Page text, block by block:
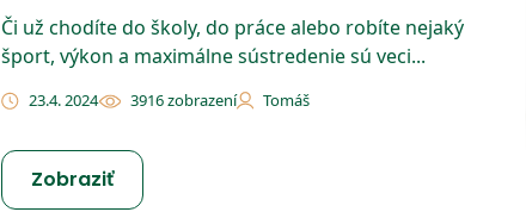
Či už chodíte do školy, do práce alebo robíte nejaký
šport, výkon a maximálne sústredenie sú veci...
23.4. 2024 3916 zobrazení Tomáš
Zobraziť